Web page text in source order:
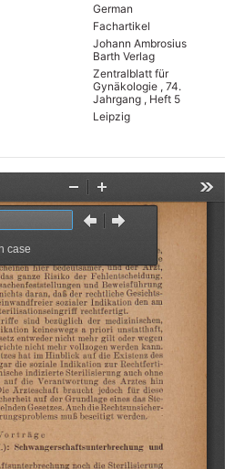
German
Fachartikel
Johann Ambrosius
Barth Verlag
Zentralblatt für
Gynäkologie , 74.
Jahrgang , Heft 5
Leipzig